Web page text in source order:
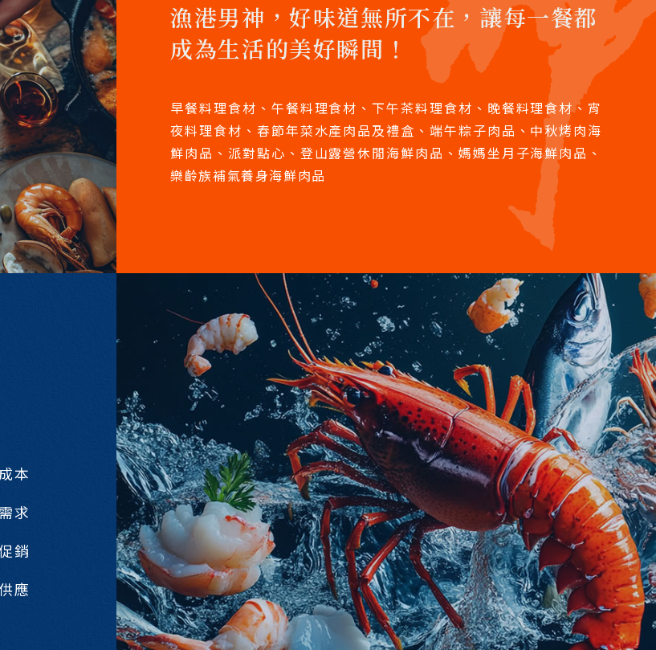
漁港男神，好味道無所不在，讓每一餐都
成為生活的美好瞬間！
早餐料理食材、午餐料理食材、下午茶料理食材、晚餐料理食材、宵
夜料理食材、春節年菜水產肉品及禮盒、端午粽子肉品、中秋烤肉海
鮮肉品、派對點心、登山露營休閒海鮮肉品、媽媽坐月子海鮮肉品、
樂齡族補氣養身海鮮肉品
本
求
銷
應